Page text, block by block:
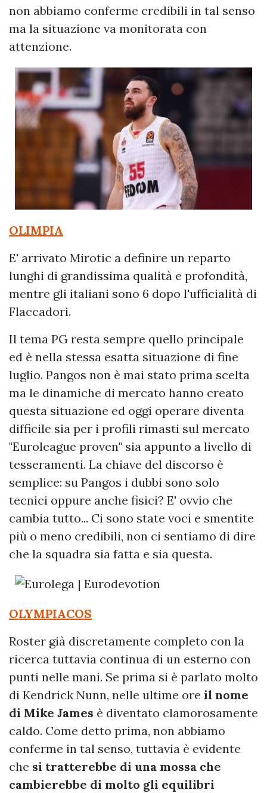
non abbiamo conferme credibili in tal senso
ma la situazione va monitorata con
attenzione.
OLIMPIA
E' arrivato Mirotic a definire un reparto
lunghi di grandissima qualità e profondità,
mentre gli italiani sono 6 dopo l'ufficialità di
Flaccadori.
Il tema PG resta sempre quello principale
ed è nella stessa esatta situazione di fine
luglio. Pangos non è mai stato prima scelta
ma le dinamiche di mercato hanno creato
questa situazione ed oggi operare diventa
difficile sia per i profili rimasti sul mercato
"Euroleague proven" sia appunto a livello di
tesseramenti. La chiave del discorso è
semplice: su Pangos i dubbi sono solo
tecnici oppure anche fisici? E' ovvio che
cambia tutto... Ci sono state voci e smentite
più o meno credibili, non ci sentiamo di dire
che la squadra sia fatta e sia questa.
OLYMPIACOS
Roster già discretamente completo con la
ricerca tuttavia continua di un esterno con
punti nelle mani. Se prima si è parlato molto
di Kendrick Nunn, nelle ultime ore il nome
di Mike James è diventato clamorosamente
caldo. Come detto prima, non abbiamo
conferme in tal senso, tuttavia è evidente
che si tratterebbe di una mossa che
cambierebbe di molto gli equilibri